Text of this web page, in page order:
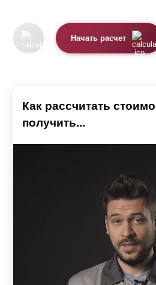
Начать расчет
Как рассчитать
получить...